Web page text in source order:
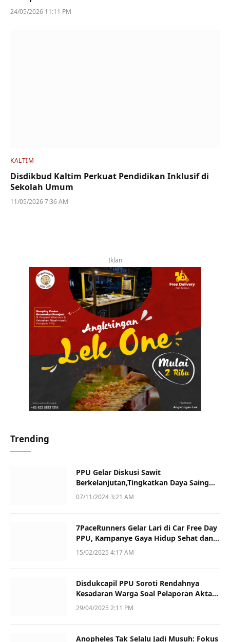
24/05/2026 11:11 PM
KALTIM
Disdikbud Kaltim Perkuat Pendidikan Inklusif di
Sekolah Umum
11/05/2026 7:36 AM
Iklan
Trending
PPU Gelar Diskusi Sawit
Berkelanjutan,Tingkatkan Daya Saing
dan Kualitas
07/11/2024 3:21 AM
7PaceRunners Gelar Lari di Car Free Day
PPU, Kampanye Gaya Hidup Sehat dan
Dukung UMKM
15/02/2025 4:17 AM
Disdukcapil PPU Soroti Rendahnya
Kesadaran Warga Soal Pelaporan Akta
Kematian
29/04/2025 2:11 PM
Anopheles Tak Selalu Jadi Musuh: Fokus